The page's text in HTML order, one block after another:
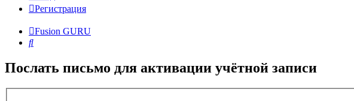
Регистрация
Fusion GURU
Поиск
Послать письмо для активации учётной записи